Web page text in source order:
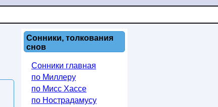
Сонники, толкования
снов
Сонники главная
по Миллеру
по Мисс Хассе
по Нострадамусу